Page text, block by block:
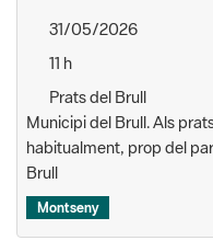
31/05/2026
11 h
Prats del Brull
Municipi del Brull. Als
habitualment, prop del
Brull
Montseny